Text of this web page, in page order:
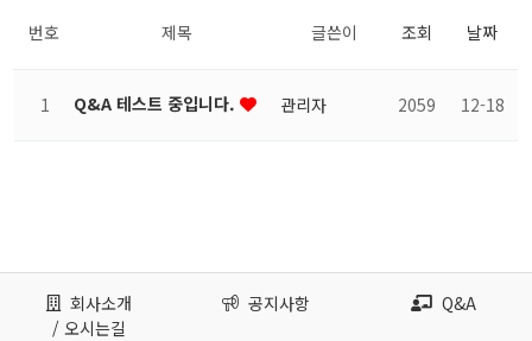
번호 제목 글쓴이 조회 날짜
1 Q&A 테스트 중입니다. 관리자 2059 12-18
회사소개
/ 오시는길
공지사항 Q&A